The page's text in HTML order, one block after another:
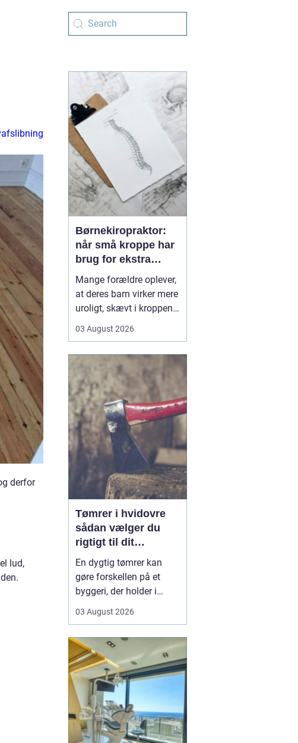
derfor
lud,
Børnekiropraktor:
når små kroppe har
brug for ekstra
opmærksomhed
Mange forældre oplever,
at deres barn virker mere
uroligt, skævt i kroppen
uden at der er en klar
børnekiropraktor være en
mulighed. En kiropraktor
med særlig erfaring i...
03 August 2026
Tømrer i hvidovre
sådan vælger du
rigtigt til dit
byggeprojekt
En dygtig tømrer kan
gøre forskellen på et
byggeri, der holder i
giver dig problemer igen
efter en tømrer i
Hvidovre, handler det
derfor ikke kun om pris.
Det handler om kvalitet,
tryghed og gode løsni...
03 August 2026